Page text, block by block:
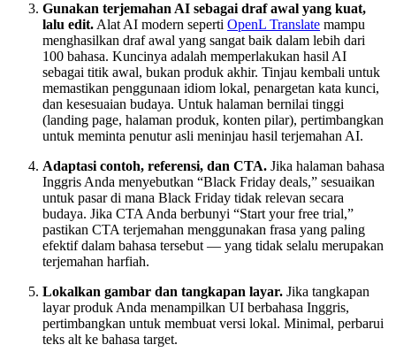
Gunakan terjemahan AI sebagai draf awal yang kuat,
lalu edit.Alat AI modern seperti OpenL Translate mampu
menghasilkan draf awal yang sangat baik dalam lebih dari
100 bahasa. Kuncinya adalah memperlakukan hasil AI
sebagai titik awal, bukan produk akhir. Tinjau kembali untuk
memastikan penggunaan idiom lokal, penargetan kata kunci,
dan kesesuaian budaya. Untuk halaman bernilai tinggi
(landing page, halaman produk, konten pilar), pertimbangkan
untuk meminta penutur asli meninjau hasil terjemahan AI.
Adaptasi contoh, referensi, dan CTA. Jika halaman bahasa
Inggris Anda menyebutkan “Black Friday deals,” sesuaikan
untuk pasar di mana Black Friday tidak relevan secara
budaya. Jika CTA Anda berbunyi “Start your free trial,”
pastikan CTA terjemahan menggunakan frasa yang paling
efektif dalam bahasa tersebut — yang tidak selalu merupakan
terjemahan harfiah.
Lokalkan gambar dan tangkapan layar. Jika tangkapan
layar produk Anda menampilkan UI berbahasa Inggris,
pertimbangkan untuk membuat versi lokal. Minimal, perbarui
teks alt ke bahasa target.